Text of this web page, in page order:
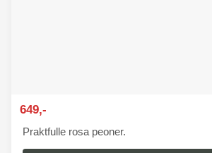
649,-
Praktfulle rosa peoner.